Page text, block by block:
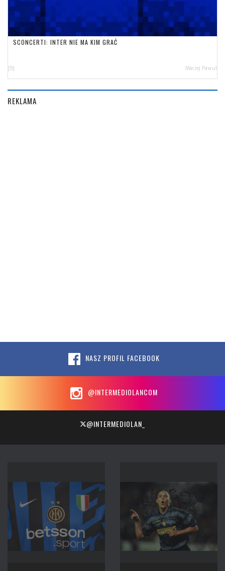
SCONCERTI: INTER NIE MA KIM GRAĆ
[9] Maciej Pawul
REKLAMA
NASZ PROFIL FACEBOOK
@INTERMEDIOLANCOM
@INTERMEDIOLAN_